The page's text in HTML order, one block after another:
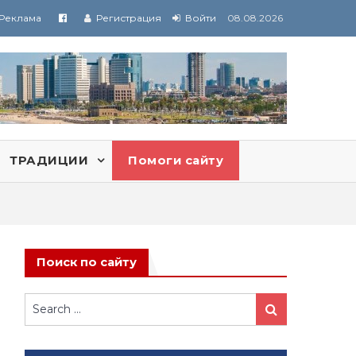
Реклама Регистрация Войти 08.08.2026
ТРАДИЦИИ Помоги сайту
Поиск по сайту
Search
for:
Search